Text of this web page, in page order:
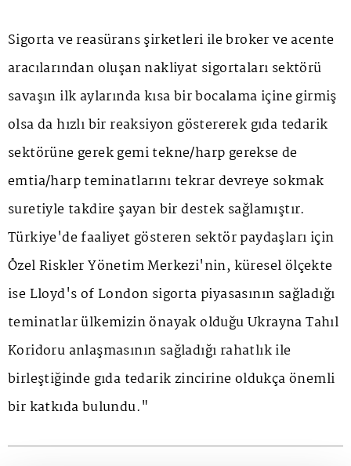
Sigorta ve reasürans şirketleri ile broker ve acente
aracılarından oluşan nakliyat sigortaları sektörü
savaşın ilk aylarında kısa bir bocalama içine girmiş
olsa da hızlı bir reaksiyon göstererek gıda tedarik
sektörüne gerek gemi tekne/harp gerekse de
emtia/harp teminatlarını tekrar devreye sokmak
suretiyle takdire şayan bir destek sağlamıştır.
Türkiye'de faaliyet gösteren sektör paydaşları için
Özel Riskler Yönetim Merkezi'nin, küresel ölçekte
ise Lloyd's of London sigorta piyasasının sağladığı
teminatlar ülkemizin önayak olduğu Ukrayna Tahıl
Koridoru anlaşmasının sağladığı rahatlık ile
birleştiğinde gıda tedarik zincirine oldukça önemli
bir katkıda bulundu."